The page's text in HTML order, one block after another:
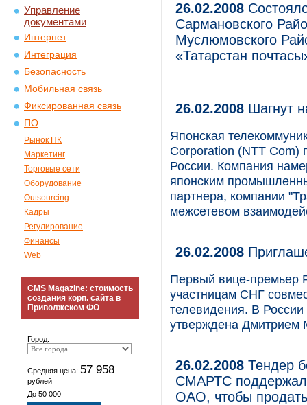
Управление
документами
Интернет
Интеграция
Безопасность
Мобильная связь
Фиксированная связь
ПО
Рынок ПК
Маркетинг
Торговые сети
Оборудование
Outsourcing
Кадры
Регулирование
Финансы
Web
CMS Magazine: стоимость
создания корп. сайта в
Приволжском ФО
Город:
Средняя цена: 57 958
рублей
До 50 000
26.02.2008
Сармановского
Муслюмовского
«Татарстан
26.02.2008 Шагнут
Японская
Corporation (NTT Com)
России. Компания
японским
партнера, компании
межсетевом
26.02.2008
Первый вице-премьер
участницам СНГ
телевидения. В
утверждена Дмитрием
26.02.2008 Тендер
СМАРТС
ОАО, чтобы